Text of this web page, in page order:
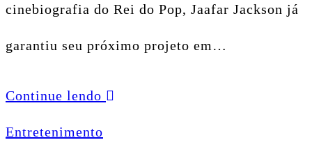
cinebiografia do Rei do Pop, Jaafar Jackson já
garantiu seu próximo projeto em…
Continue lendo
Entretenimento